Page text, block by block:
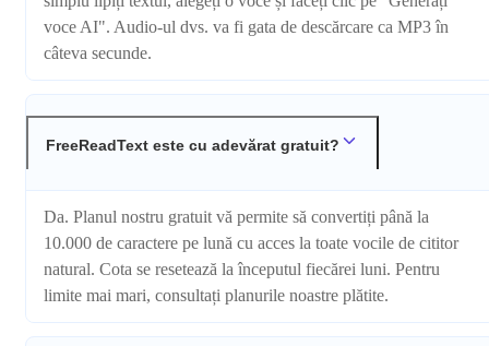
voce AI". Audio-ul dvs. va fi gata de descărcare ca MP3 în
câteva secunde.
FreeReadText este cu adevărat gratuit?
Da. Planul nostru gratuit vă permite să convertiți până la
10.000 de caractere pe lună cu acces la toate vocile de cititor
natural. Cota se resetează la începutul fiecărei luni. Pentru
limite mai mari, consultați planurile noastre plătite.